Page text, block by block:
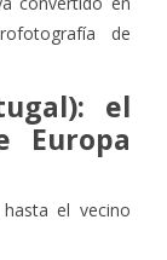
de
el
Europa
el vecino